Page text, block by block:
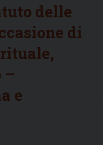
delle
di
–
e